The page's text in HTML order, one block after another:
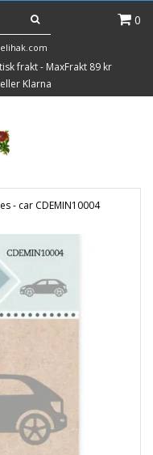
0
frakt - MaxFrakt 89 kr
Klarna
- car CDEMIN10004